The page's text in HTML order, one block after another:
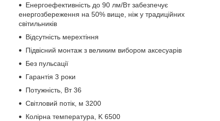
Енергоефективність до 90 лм/Вт забезпечує
енергозбереження на 50% вище, ніж у традиційних
світильників
Відсутність мерехтіння
Підвісний монтаж з великим вибором аксесуарів
Без пульсації
Гарантія 3 роки
Потужність, Вт 36
Світловий потік, м 3200
Колірна температура, K 6500